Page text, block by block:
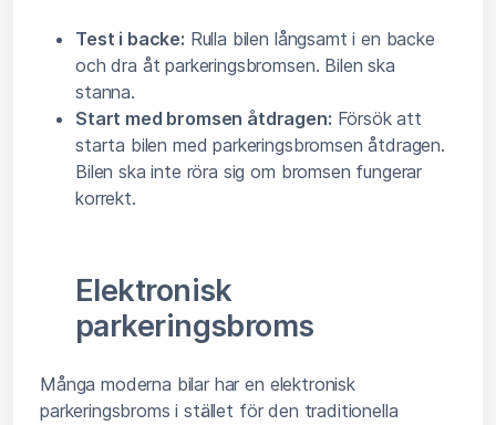
Test i backe: Rulla bilen långsamt i en backe
och dra åt parkeringsbromsen. Bilen ska
stanna.
Start med bromsen åtdragen: Försök att
starta bilen med parkeringsbromsen åtdragen.
Bilen ska inte röra sig om bromsen fungerar
korrekt.
Elektronisk
parkeringsbroms
Många moderna bilar har en elektronisk
parkeringsbroms i stället för den traditionella